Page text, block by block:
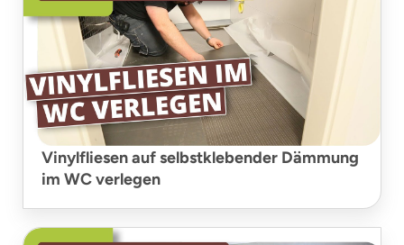
Vinylfliesen auf selbstklebender Dämmung
im WC verlegen